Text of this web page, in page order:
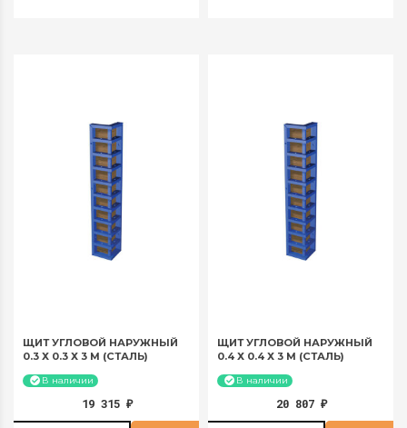
ЩИТ УГЛОВОЙ НАРУЖНЫЙ
0.3 Х 0.3 Х 3 М (СТАЛЬ)
В наличии
19 315 ₽
ЩИТ УГЛОВОЙ НАРУЖНЫЙ
0.4 Х 0.4 Х 3 М (СТАЛЬ)
В наличии
20 807 ₽